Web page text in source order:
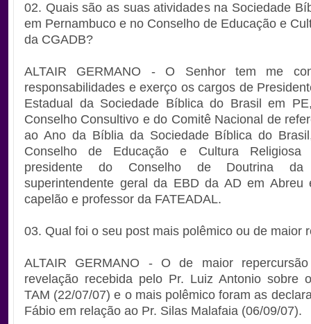
02. Quais são as suas atividades na Sociedade
em Pernambuco e no Conselho de Educação e
da CGADB?
ALTAIR GERMANO - O Senhor tem me
responsabilidades e exerço os cargos de
Estadual da Sociedade Bíblica do Brasil em
Conselho Consultivo e do Comitê Nacional de
ao Ano da Bíblia da Sociedade Bíblica do
Conselho de Educação e Cultura Religiosa
presidente do Conselho de Doutrina da
superintendente geral da EBD da AD em
capelão e professor da FATEADAL.
03. Qual foi o seu post mais polêmico ou de maior
ALTAIR GERMANO - O de maior
revelação recebida pelo Pr. Luiz Antonio sobre
TAM (22/07/07) e o mais polêmico foram as
Fábio em relação ao Pr. Silas Malafaia (06/09/07).